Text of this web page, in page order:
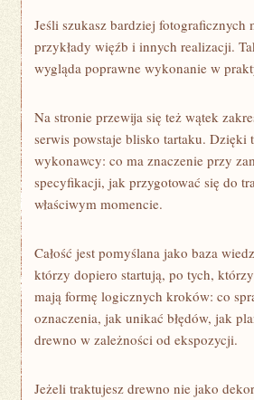
Jeśli szukasz bardziej fotograficznych
przykłady więźb i innych realizacji.
wygląda poprawne wykonanie w
Na stronie przewija się też wątek
serwis powstaje blisko tartaku.
wykonawcy: co ma znaczenie przy
specyfikacji, jak przygotować się do
właściwym momencie.
Całość jest pomyślana jako baza
którzy dopiero startują, po tych,
mają formę logicznych kroków: co
oznaczenia, jak unikać błędów, jak
drewno w zależności od ekspozycji.
Jeżeli traktujesz drewno nie jako